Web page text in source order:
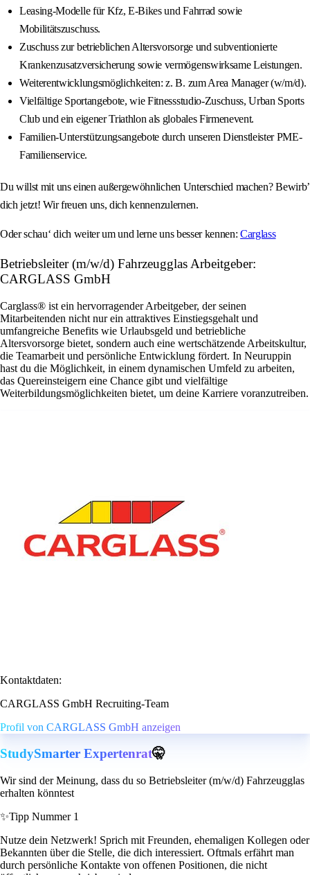
Leasing-Modelle für Kfz, E-Bikes und Fahrrad sowie
Mobilitätszuschuss.
Zuschuss zur betrieblichen Altersvorsorge und subventionierte
Krankenzusatzversicherung sowie vermögenswirksame Leistungen.
Weiterentwicklungsmöglichkeiten: z. B. zum Area Manager (w/m/d).
Vielfältige Sportangebote, wie Fitnessstudio-Zuschuss, Urban Sports
Club und ein eigener Triathlon als globales Firmenevent.
Familien-Unterstützungsangebote durch unseren Dienstleister PME-
Familienservice.
Du willst mit uns einen außergewöhnlichen Unterschied machen? Bewirb’
dich jetzt! Wir freuen uns, dich kennenzulernen.
Oder schau‘ dich weiter um und lerne uns besser kennen:Carglass
Betriebsleiter (m/w/d) Fahrzeugglas Arbeitgeber:
CARGLASS GmbH
Carglass® ist ein hervorragender Arbeitgeber, der seinen
Mitarbeitenden nicht nur ein attraktives Einstiegsgehalt und
umfangreiche Benefits wie Urlaubsgeld und betriebliche
Altersvorsorge bietet, sondern auch eine wertschätzende Arbeitskultur,
die Teamarbeit und persönliche Entwicklung fördert. In Neuruppin
hast du die Möglichkeit, in einem dynamischen Umfeld zu arbeiten,
das Quereinsteigern eine Chance gibt und vielfältige
Weiterbildungsmöglichkeiten bietet, um deine Karriere voranzutreiben.
Kontaktdaten:
CARGLASS GmbH Recruiting-Team
Profil von CARGLASS GmbH anzeigen
StudySmarter Expertenrat🤫
Wir sind der Meinung, dass du so Betriebsleiter (m/w/d) Fahrzeugglas
erhalten könntest
✨Tipp Nummer 1
Nutze dein Netzwerk! Sprich mit Freunden, ehemaligen Kollegen oder
Bekannten über die Stelle, die dich interessiert. Oftmals erfährt man
durch persönliche Kontakte von offenen Positionen, die nicht